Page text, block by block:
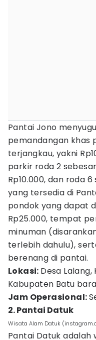
Pantai Jono
pemandangan khas
terjangkau, yakni
parkir roda 2
Rp10.000, dan roda
yang tersedia di
pondok yang dapat
Rp25.000, tempat
minuman
terlebih dahulu),
berenang di pantai.
Lokasi: Desa
Kabupaten Batu
Jam Operasional:
2. Pantai Datuk
Wisata Alam Datuk
Pantai Datuk adalah